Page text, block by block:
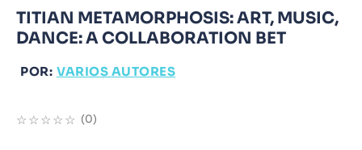
TITIAN METAMORPHOSIS: ART, MUSIC,
DANCE: A COLLABORATION BET
POR: VARIOS AUTORES
☆☆☆☆☆ (0)
9
Warhammer
10. Infantil